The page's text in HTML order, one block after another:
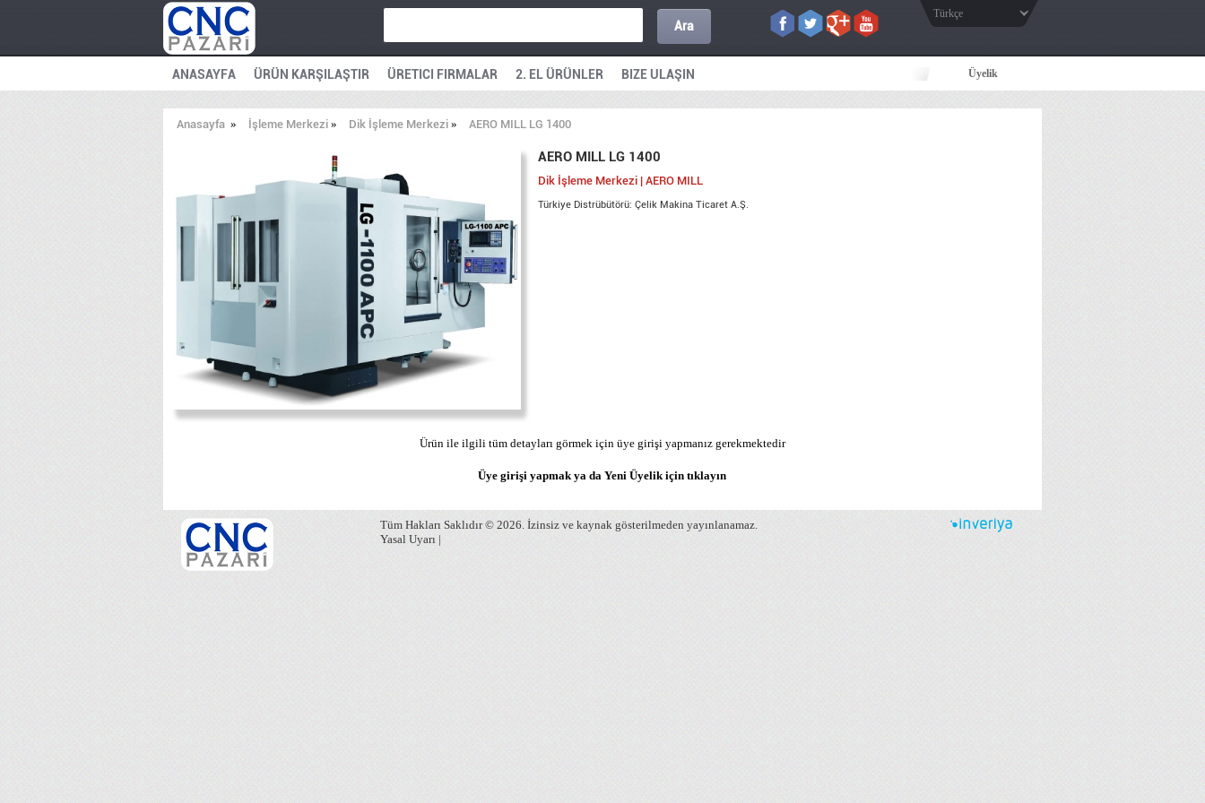
Ara
Türkçe
ANASAYFA ÜRÜN KARŞILAŞTIR ÜRETICI FIRMALAR 2. EL ÜRÜNLER BIZE ULAŞIN Üyelik
Anasayfa» İşleme Merkezi» Dik İşleme Merkezi» AERO MILL LG 1400
AERO MILL LG 1400
Dik İşleme Merkezi | AERO MILL
Türkiye Distrübütörü: Çelik Makina Ticaret A.Ş.
Ürün ile ilgili tüm detayları görmek için üye girişi yapmanız gerekmektedir
Üye girişi yapmak ya da Yeni Üyelik içintıklayın
Tüm Hakları Saklıdır © 2026. İzinsiz ve kaynak gösterilmeden yayınlanamaz.
Yasal Uyarı|